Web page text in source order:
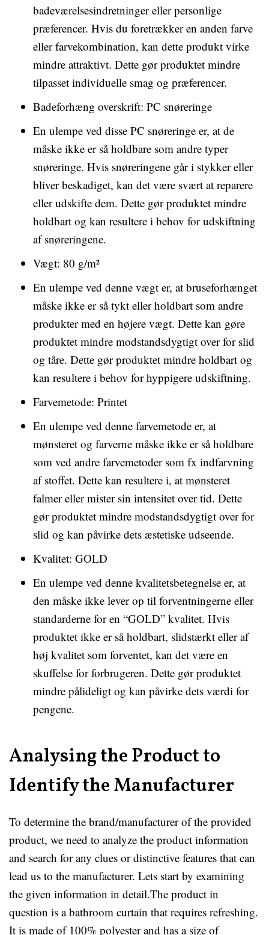
badeværelsesindretninger eller personlige
præferencer. Hvis du foretrækker en anden farve
eller farvekombination, kan dette produkt virke
mindre attraktivt. Dette gør produktet mindre
tilpasset individuelle smag og præferencer.
Badeforhæng overskrift: PC snøreringe
En ulempe ved disse PC snøreringe er, at de
måske ikke er så holdbare som andre typer
snøreringe. Hvis snøreringene går i stykker eller
bliver beskadiget, kan det være svært at reparere
eller udskifte dem. Dette gør produktet mindre
holdbart og kan resultere i behov for udskiftning
af snøreringene.
Vægt: 80 g/m²
En ulempe ved denne vægt er, at bruseforhænget
måske ikke er så tykt eller holdbart som andre
produkter med en højere vægt. Dette kan gøre
produktet mindre modstandsdygtigt over for slid
og tåre. Dette gør produktet mindre holdbart og
kan resultere i behov for hyppigere udskiftning.
Farvemetode: Printet
En ulempe ved denne farvemetode er, at
mønsteret og farverne måske ikke er så holdbare
som ved andre farvemetoder som fx indfarvning
af stoffet. Dette kan resultere i, at mønsteret
falmer eller mister sin intensitet over tid. Dette
gør produktet mindre modstandsdygtigt over for
slid og kan påvirke dets æstetiske udseende.
Kvalitet: GOLD
En ulempe ved denne kvalitetsbetegnelse er, at
den måske ikke lever op til forventningerne eller
standarderne for en “GOLD” kvalitet. Hvis
produktet ikke er så holdbart, slidstærkt eller af
høj kvalitet som forventet, kan det være en
skuffelse for forbrugeren. Dette gør produktet
mindre pålideligt og kan påvirke dets værdi for
pengene.
Analysing the Product to
Identify the Manufacturer
To determine the brand/manufacturer of the provided
product, we need to analyze the product information
and search for any clues or distinctive features that can
lead us to the manufacturer. Lets start by examining
the given information in detail.The product in
question is a bathroom curtain that requires refreshing.
It is made of 100% polyester and has a size of